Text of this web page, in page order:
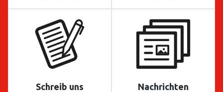
Schreib uns Nachrichten